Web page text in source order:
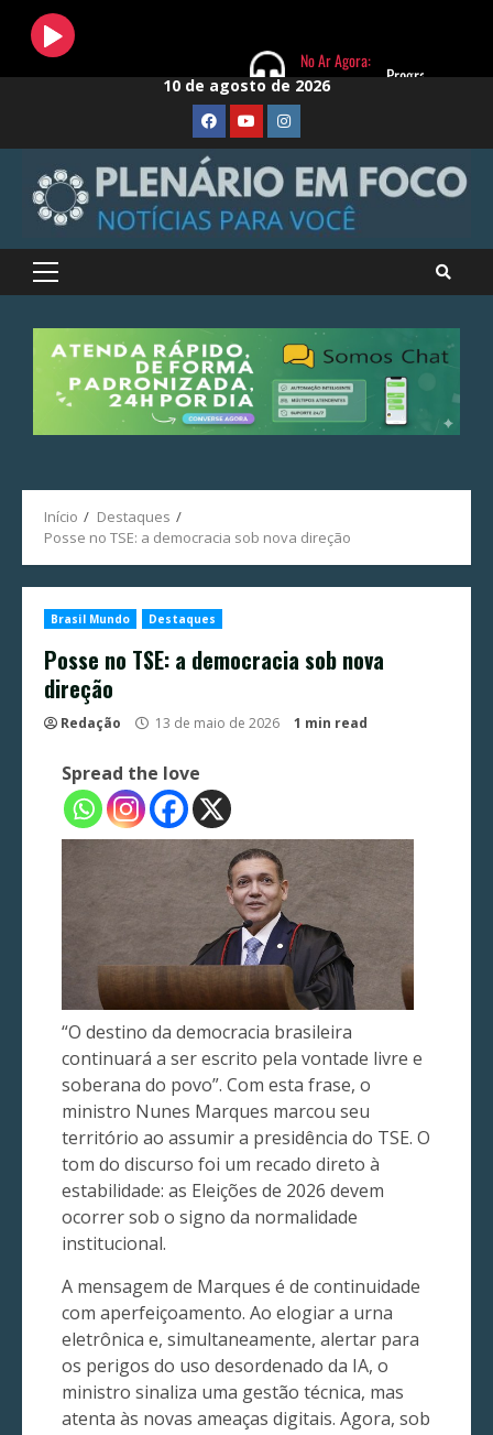
Skip
10 de agosto de 2026
FaceBook
YoutubeInstagram
Primary
Início
Destaques
Posse no TSE: a democracia sob nova direção
Brasil Mundo Destaques
Posse no TSE: a democracia sob nova
direção
Redação 13 de maio de 2026 1 min read
Spread the love
“O destino da democracia brasileira
continuará a ser escrito pela vontade livre e
soberana do povo”. Com esta frase, o
ministro Nunes Marques marcou seu
território ao assumir a presidência do TSE. O
tom do discurso foi um recado direto à
estabilidade: as Eleições de 2026 devem
ocorrer sob o signo da normalidade
institucional.
A mensagem de Marques é de continuidade
com aperfeiçoamento. Ao elogiar a urna
eletrônica e, simultaneamente, alertar para
os perigos do uso desordenado da IA, o
ministro sinaliza uma gestão técnica, mas
atenta às novas ameaças digitais. Agora, sob